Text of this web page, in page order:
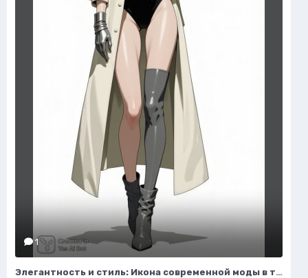
1
Элегантность и стиль: Икона современной моды в тренче и сапогах. Изображение из нейросети Flux.1